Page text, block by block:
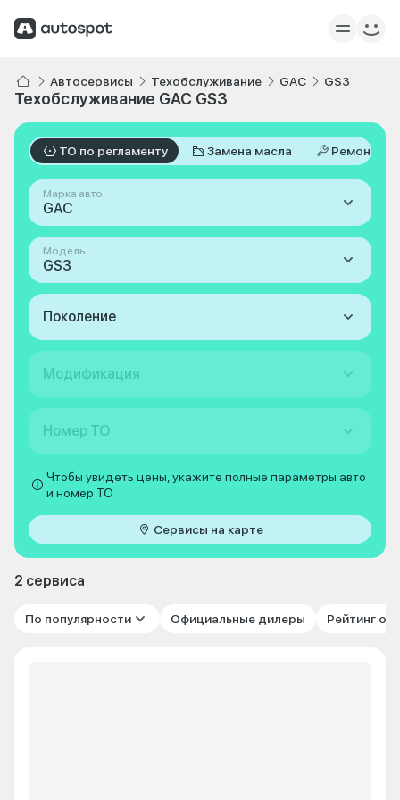
Автосервисы Техобслуживание GAC GS3
Техобслуживание GAC GS3
ТО по регламенту Замена масла Ремонт
Марка авто
GAC
Модель
GS3
Поколение
Модификация
Номер ТО
Чтобы увидеть цены, укажите полные параметры авто
и номер ТО
Сервисы на карте
2 сервиса
По популярности Официальные дилеры Рейтинг